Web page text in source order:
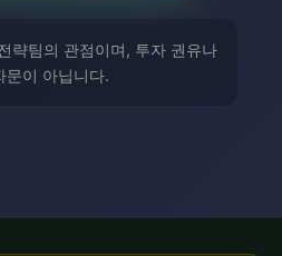
략팀의 관점이며, 투자 권유나
문이 아닙니다.